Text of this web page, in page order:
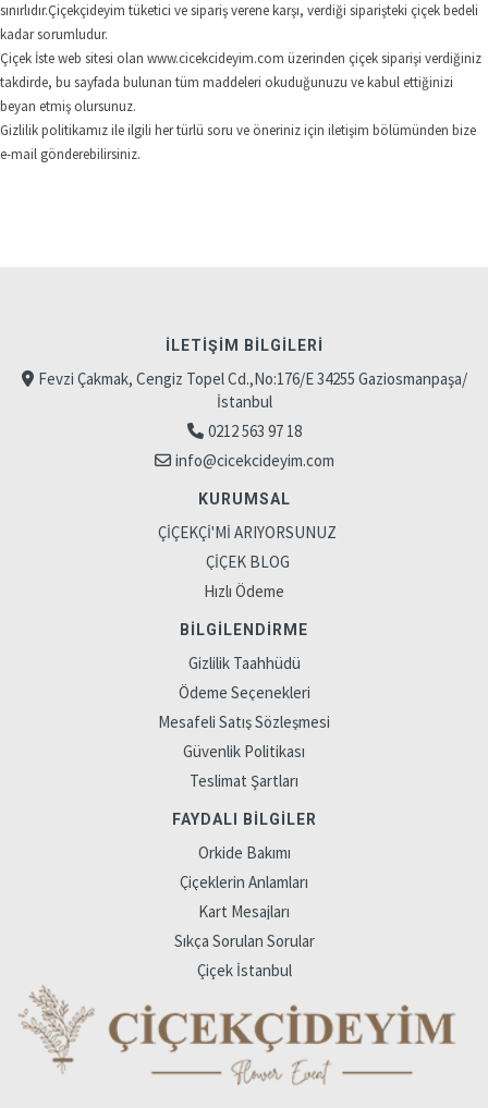
sınırlıdır.Çiçekçideyim tüketici ve sipariş verene karşı, verdiği siparişteki çiçek bedeli
kadar sorumludur.
Çiçek İste web sitesi olan www.cicekcideyim.com üzerinden çiçek siparişi verdiğiniz
takdirde, bu sayfada bulunan tüm maddeleri okuduğunuzu ve kabul ettiğinizi
beyan etmiş olursunuz.
Gizlilik politikamız ile ilgili her türlü soru ve öneriniz için iletişim bölümünden bize
e-mail gönderebilirsiniz.
İLETIŞIM BILGILERI
Fevzi Çakmak, Cengiz Topel Cd.,No:176/E 34255 Gaziosmanpaşa/
İstanbul
0212 563 97 18
info@cicekcideyim.com
KURUMSAL
ÇİÇEKÇİ'Mİ ARIYORSUNUZ
ÇİÇEK BLOG
Hızlı Ödeme
BILGILENDIRME
Gizlilik Taahhüdü
Ödeme Seçenekleri
Mesafeli Satış Sözleşmesi
Güvenlik Politikası
Teslimat Şartları
FAYDALI BILGILER
Orkide Bakımı
Çiçeklerin Anlamları
Kart Mesajları
Sıkça Sorulan Sorular
Çiçek İstanbul